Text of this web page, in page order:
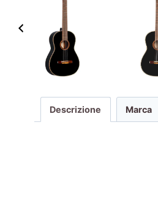
Descrizione Marca